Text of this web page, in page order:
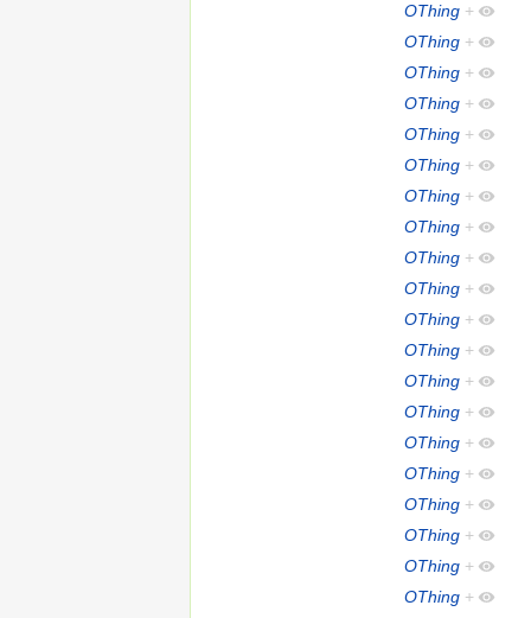
OThing +
OThing +
OThing +
OThing +
OThing +
OThing +
OThing +
OThing +
OThing +
OThing +
OThing +
OThing +
OThing +
OThing +
OThing +
OThing +
OThing +
OThing +
OThing +
OThing +